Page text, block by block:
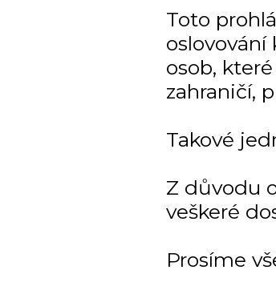
Toto
osob,
zahraničí,
Takové
Z důvodu
veškeré
Prosíme